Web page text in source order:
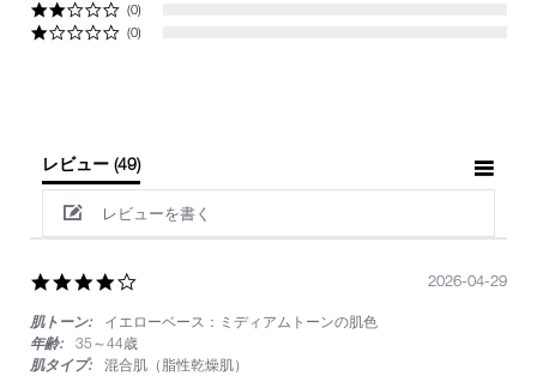
(0)
(0)
レビュー (49)
レビューを書く
rating
肌トーン:
イエローベース：ミディアムトーンの肌色
年齢:
35～44歳
肌タイプ:
混合肌（脂性乾燥肌）
2026-04-29